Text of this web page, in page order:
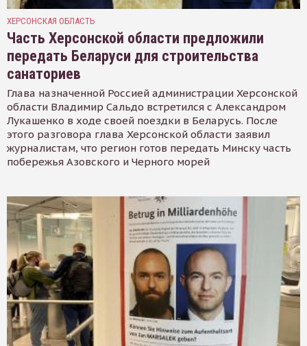
ХЕРСОНСКАЯ ОБЛАСТЬ
Часть Херсонской области предложили
передать Беларуси для строительства
санаториев
Глава назначенной Россией администрации Херсонской
области Владимир Сальдо встретился с Александром
Лукашенко в ходе своей поездки в Беларусь. После
этого разговора глава Херсонской области заявил
журналистам, что регион готов передать Минску часть
побережья Азовского и Черного морей